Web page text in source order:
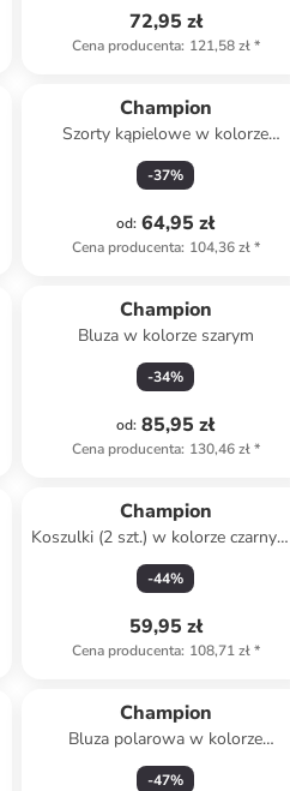
72,95 zł
Cena producenta: 121,58 zł*
Champion
Szorty kąpielowe w kolorze
niebieskim
-37%
od: 64,95 zł
Cena producenta: 104,36 zł*
Champion
Bluza w kolorze szarym
-34%
od: 85,95 zł
Cena producenta: 130,46 zł*
Champion
Koszulki (2 szt.) w kolorze czarnym i
szarym
-44%
59,95 zł
Cena producenta: 108,71 zł*
Champion
Bluza polarowa w kolorze
beżowym
-47%